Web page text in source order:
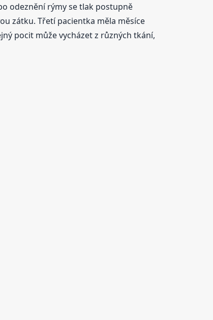
odeznění rýmy se tlak postupně
zátku. Třetí pacientka měla měsíce
pocit může vycházet z různých tkání,